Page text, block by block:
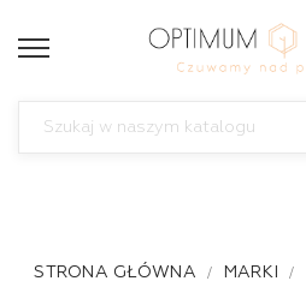
STRONA GŁÓWNA MARKI